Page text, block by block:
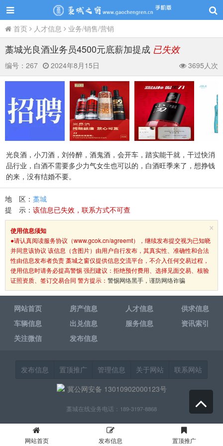
首页 人才信息 业务/销售/营销
藁城光良酒业务员4500元底薪加提成 已失效
编号： 267 2024年8月15日 3695人次
光良酒，小刀酒，刘伶醉，酒鬼酒，会开车，踏实能干就，干过快消
品行业，白酒不需要多少力气女生也可以的，白酒旺季来了，想挣钱
的来，没有结婚不要。
地 区： 藁城
提 示： 该信息已失效，联系方式不可查
×
使用信息须知
●请认真阅读服务协议（www.gcok.cn/agreemt），继续发布提交视为已知晓
并同意该协议 该信息（含图片）由用户自行发布，其真实性、准确性和合法
性由信息发布者负责 藁城之窗仅提供信息交流平台，不介入任何交易过程，
使用信息时请务必提高警惕 强烈建议：拒绝预付费用、选择见面交易、核验
证照资质、签订交易合同 警方提示： 警惕网络黑手，谨防网络诈骗
网站首页 房产信息 人才信息
供求信息
车辆信息
出兑信息 服务信息
资讯索引
关注微信
发布信息
发布信息 置顶推广 管理信息 关于网站
联系网站
冀公网安备 13010902000123号
藁城在线业务电话：189-3197-8868
网站首页 发布信息 置顶推广